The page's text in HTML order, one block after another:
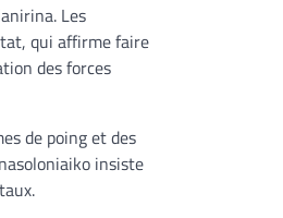
Les
qui affirme faire
des forces
de poing et des
insiste